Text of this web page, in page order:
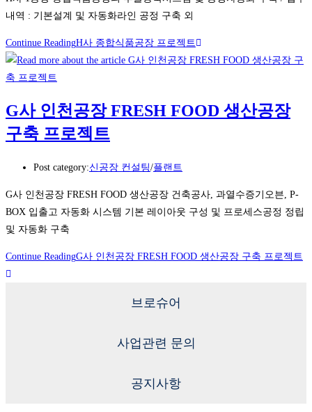
내역 : 기본설계 및 자동화라인 공정 구축 외
Continue ReadingH사 종합식품공장 프로젝트
G사 인천공장 FRESH FOOD 생산공장
구축 프로젝트
Post category:신공장 컨설팅/플랜트
G사 인천공장 FRESH FOOD 생산공장 건축공사, 과열수증기오븐, P-
BOX 입출고 자동화 시스템 기본 레이아웃 구성 및 프로세스공정 정립
및 자동화 구축
Continue ReadingG사 인천공장 FRESH FOOD 생산공장 구축 프로젝트
브로슈어
사업관련 문의
공지사항